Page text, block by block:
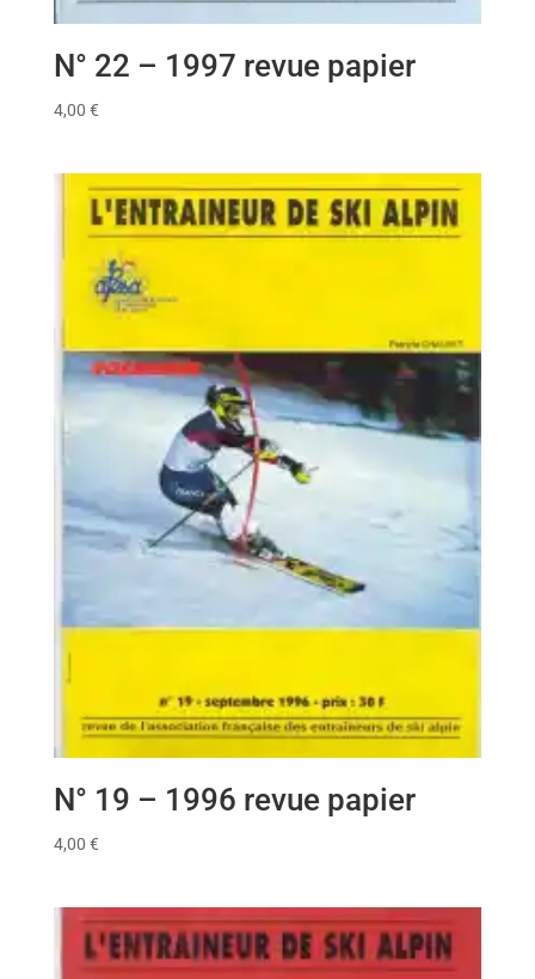
N° 22 – 1997 revue papier
4,00 €
N° 19 – 1996 revue papier
4,00 €